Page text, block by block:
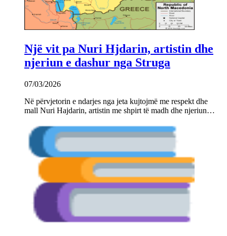
Një vit pa Nuri Hjdarin, artistin dhe
njeriun e dashur nga Struga
07/03/2026
Në përvjetorin e ndarjes nga jeta kujtojmë me respekt dhe
mall Nuri Hajdarin, artistin me shpirt të madh dhe njeriun…